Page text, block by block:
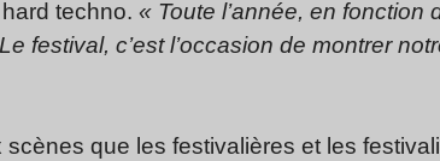
techno. « Toute l’année, en fonction
festival, c’est l’occasion de montrer
scènes que les festivalières et les